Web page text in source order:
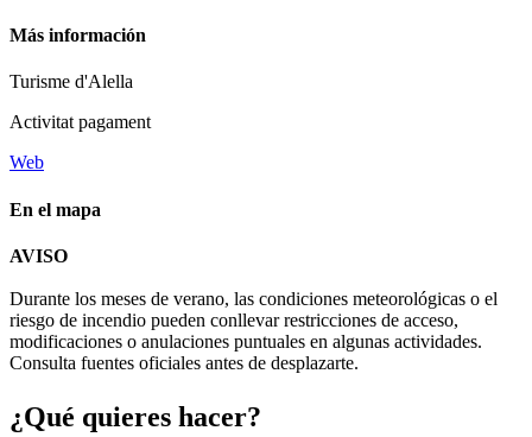
Más información
Turisme d'Alella
Activitat pagament
Web
En el mapa
−
AVISO
Durante los meses de verano, las condiciones meteorológicas o el
riesgo de incendio pueden conllevar restricciones de acceso,
modificaciones o anulaciones puntuales en algunas actividades.
Consulta fuentes oficiales antes de desplazarte.
¿Qué quieres hacer?